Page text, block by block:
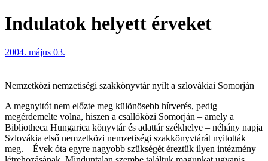
Indulatok helyett érveket
2004. május 03.
Nemzetközi nemzetiségi szakkönyvtár nyílt a szlovákiai Somorján
A megnyitót nem előzte meg különösebb hírverés, pedig
megérdemelte volna, hiszen a csallóközi Somorján – amely a
Bibliotheca Hungarica könyvtár és adattár székhelye – néhány napja
Szlovákia első nemzetközi nemzetiségi szakkönyvtárát nyitották
meg. – Évek óta egyre nagyobb szükségét éreztük ilyen intézmény